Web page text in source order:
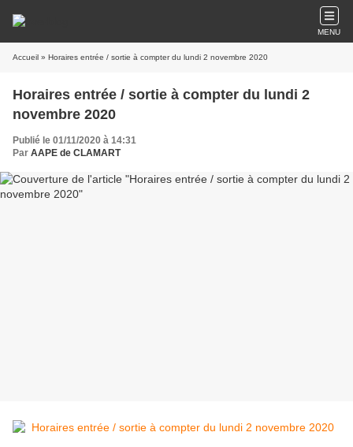
MENU
Accueil » Horaires entrée / sortie à compter du lundi 2 novembre 2020
Horaires entrée / sortie à compter du lundi 2
novembre 2020
Publié le 01/11/2020 à 14:31
Par AAPE de CLAMART